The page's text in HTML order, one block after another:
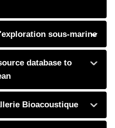
sous-marine
database to
Bioacoustique